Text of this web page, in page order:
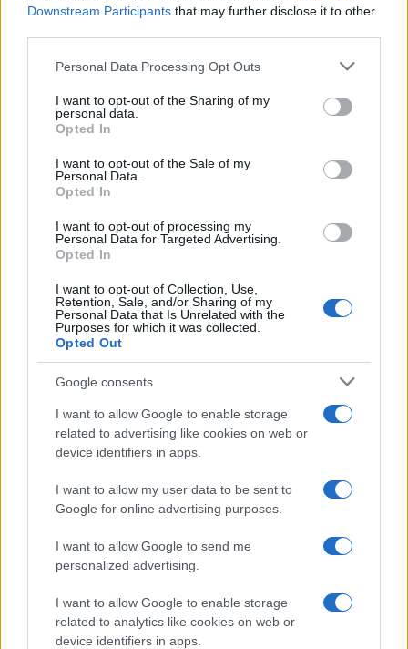
Downstream Participants that may further disclose it to other
Please note that this website/app uses one or more Google
not limited to your visit or usage behaviour. You may click to
grant or deny consent to Google and its third-party tags to
use your data for below specified purposes in below Google
consent section.
Personal Data Processing Opt Outs
I want to opt-out of the Sharing of my
personal data.
Opted In
I want to opt-out of the Sale of my
Personal Data.
Opted In
I want to opt-out of processing my
Personal Data for Targeted Advertising.
Opted In
I want to opt-out of Collection, Use,
Retention, Sale, and/or Sharing of my
Personal Data that Is Unrelated with the
Purposes for which it was collected.
Opted Out
Google consents
I want to allow Google to enable storage
related to advertising like cookies on web or
device identifiers in apps.
I want to allow my user data to be sent to
Google for online advertising purposes.
I want to allow Google to send me
personalized advertising.
I want to allow Google to enable storage
related to analytics like cookies on web or
device identifiers in apps.
Ricevi le nostre ultime news
Condividi l'articolo
F
a
ce
b
o
o
k
T
w
it
te
r
Pi
te
re
st
W
at
s
A
p
S
a
re
Articolo precedente
Prossimo articolo
Incendio nella notte a Olbia, a fuoco due furgoni
A fuoco un deposito con bombole, intervento dei
vigili del fuoco a Rudalza
Ristorante distrutto dalle fiamme a La
Maddalena, incendio a Monti d’à rena